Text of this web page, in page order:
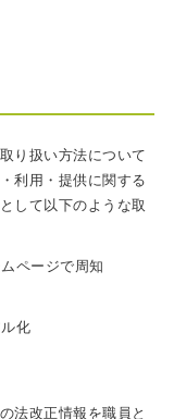
り扱い方法について
利用・提供に関する
して以下のような取
ページで周知
化
法改正情報を職員と